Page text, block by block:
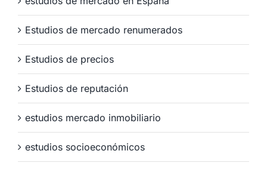
Estudios de mercado renumerados
Estudios de precios
Estudios de reputación
estudios mercado inmobiliario
estudios socioeconómicos